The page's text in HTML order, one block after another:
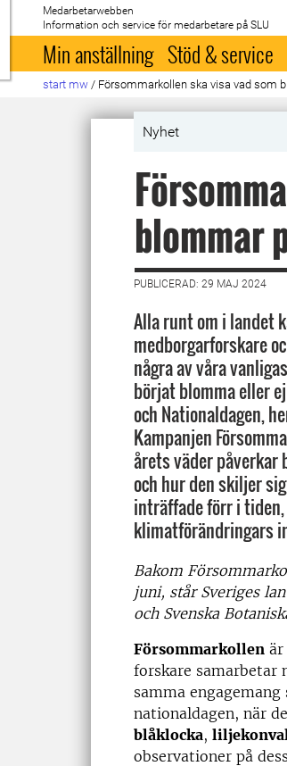
Till startsida
Medarbetarwebben
Information och service för medarbetare på SLU
Min anställning Stöd & service
start mw / Försommarkollen ska visa vad som
Nyhet
blommar
PUBLICERAD: 29 MAJ 2024
Alla runt om i landet
medborgarforskare
några av våra
börjat blomma eller
och Nationaldagen,
Kampanjen
årets väder
och hur den skiljer
inträffade förr i
klimatförändringars
Bakom
juni, står Sveriges
och Svenska
Försommarkollen är
forskare samarbetar
samma
nationaldagen, när
blåklocka,
observationer på